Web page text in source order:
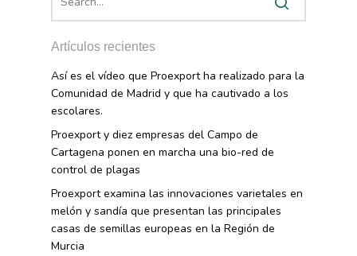
Artículos recientes
Así es el vídeo que Proexport ha realizado para la
Comunidad de Madrid y que ha cautivado a los
escolares.
Proexport y diez empresas del Campo de
Cartagena ponen en marcha una bio-red de
control de plagas
Proexport examina las innovaciones varietales en
melón y sandía que presentan las principales
casas de semillas europeas en la Región de
Murcia